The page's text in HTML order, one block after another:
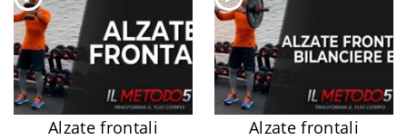
Alzate frontali
Alzate frontali